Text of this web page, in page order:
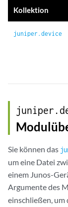
Kollektion
juniper.device
Sie können das
um eine Datei
einem Junos-
Argumente des
einschließen, um